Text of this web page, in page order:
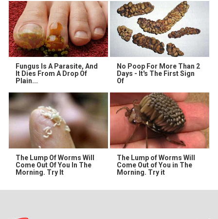
Fungus Is A Parasite, And
It Dies From A Drop Of
Plain...
No Poop For More Than 2
Days - It's The First Sign
Of
The Lump Of Worms Will
Come Out Of You In The
Morning. Try It
The Lump of Worms Will
Come Out of You in The
Morning. Try it